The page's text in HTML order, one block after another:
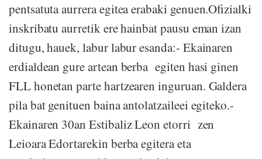
pentsatuta aurrera egitea erabaki genuen.Ofizialki
inskribatu aurretik ere hainbat pausu eman izan
ditugu, hauek, labur labur esanda:- Ekainaren
erdialdean gure artean berba egiten hasi ginen
FLL honetan parte hartzearen inguruan. Galdera
pila bat genituen baina antolatzaileei egiteko.-
Ekainaren 30an Estibaliz Leon etorri zen
Leioara Edortarekin berba egitera eta